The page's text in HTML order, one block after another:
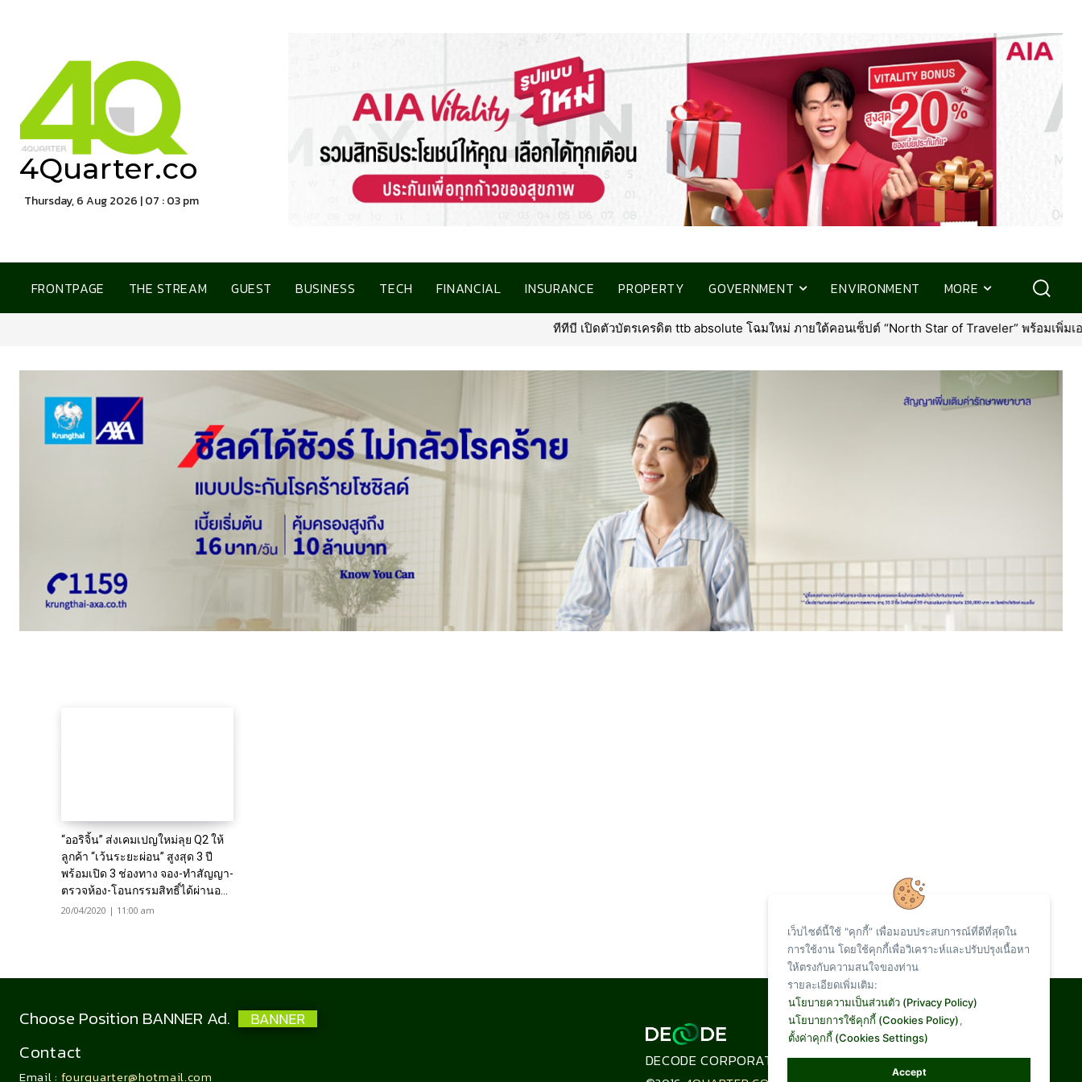
4Quarter.co
Thursday, 6 Aug 2026 | 07 : 03 pm
FRONTPAGE THE STREAM GUEST BUSINESS TECH FINANCIAL INSURANCE PROPERTY GOVERNMENT ENVIRONMENT MORE
ทีทีบี เปิดตัวบัตรเครดิต ttb absolute โฉมใหม่ ภายใต้คอนเซ็ปต์ “North Star of Traveler” พร้อมเพิ่มเอกสิทธิ์ใหม่
“ออริจิ้น” ส่งเคมเปญใหม่ลุย Q2 ให้
ลูกค้า “เว้นระยะผ่อน” สูงสุด 3 ปี
พร้อมเปิด 3 ช่องทาง จอง-ทำสัญญา-
ตรวจห้อง-โอนกรรมสิทธิ์ได้ผ่านอ...
20/04/2020 | 11:00 am
Choose Position BANNER Ad. BANNER
Contact
Email : fourquarter@hotmail.com
DECODE CORPORATION LIMITED
Total Visit :
1,093,832
เว็บไซต์นี้ใช้ "คุกกี้” เพื่อมอบประสบการณ์ที่ดีที่สุดใน
การใช้งาน โดยใช้คุกกี้เพื่อวิเคราะห์และปรับปรุงเนื้อหา
ให้ตรงกับความสนใจของท่าน
รายละเอียดเพิ่มเติม:
นโยบายความเป็นส่วนตัว (Privacy Policy)
นโยบายการใช้คุกกี้ (Cookies Policy),
ตั้งค่าคุกกี้ (Cookies Settings)
Accept